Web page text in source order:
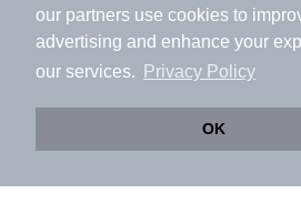
our partners use cookies to
advertising and enhance your
our services.
Privacy Policy
OK
アプリに切り替えて、サクサク
会員登録なしですぐ使える。マップ
セジュールＭ１の賃貸物件
富野荘駅 歩5分 （近
長池駅 歩27分 （奈良